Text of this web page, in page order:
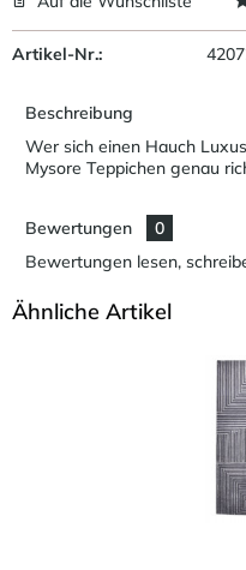
Artikel-Nr.:
Beschreibung
Wer sich einen Hauch
Mysore Teppichen genau
Bewertungen
0
Bewertungen lesen,
Ähnliche Artikel